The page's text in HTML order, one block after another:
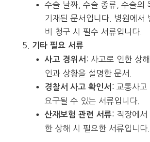
수술 날짜, 수술 종류, 수술의
기재된 문서입니다. 병원에서
비 청구 시 필수 서류입니다.
기타 필요 서류
사고 경위서 : 사고로 인한 상
인과 상황을 설명한 문서.
경찰서 사고 확인서 : 교통사고
요구될 수 있는 서류입니다.
산재보험 관련 서류: 직장에서
한 상해 시 필요한 서류입니다.